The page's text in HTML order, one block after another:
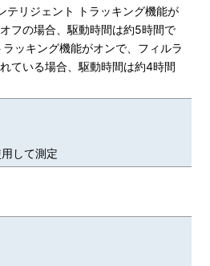
テリジェント トラッキング機能が
フの場合、駆動時間は約5時間で
ッキング機能がオンで、フィルラ
ている場合、駆動時間は約4時間
して測定